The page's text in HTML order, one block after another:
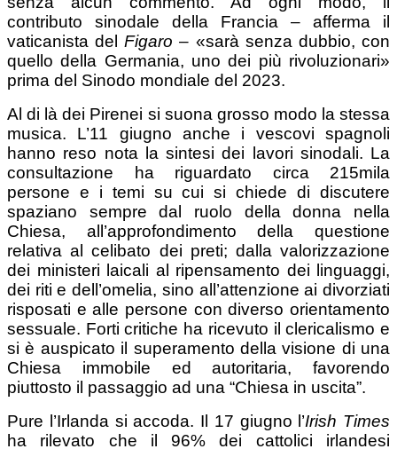
contributo sinodale della Francia – afferma il
vaticanista delFigaro – «sarà senza dubbio, con
quello della Germania, uno dei più rivoluzionari»
prima del Sinodo mondiale del 2023.
Al di là dei Pirenei si suona grosso modo la stessa
musica. L’11 giugno anche i vescovi spagnoli
hanno reso nota la sintesi dei lavori sinodali. La
consultazione ha riguardato circa 215mila
persone e i temi su cui si chiede di discutere
spaziano sempre dal ruolo della donna nella
Chiesa, all’approfondimento della questione
relativa al celibato dei preti; dalla valorizzazione
dei ministeri laicali al ripensamento dei linguaggi,
dei riti e dell’omelia, sino all’attenzione ai divorziati
risposati e alle persone con diverso orientamento
sessuale. Forti critiche ha ricevuto il clericalismo e
si è auspicato il superamento della visione di una
Chiesa immobile ed autoritaria, favorendo
piuttosto il passaggio ad una “Chiesa in uscita”.
Pure l’Irlanda si accoda. Il 17 giugno l’Irish Times
ha rilevato che il 96% dei cattolici irlandesi